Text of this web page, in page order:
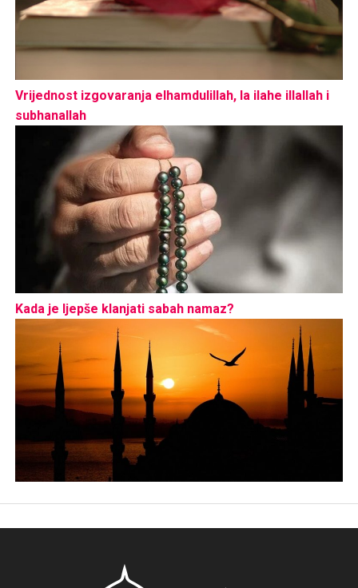
Vrijednost izgovaranja elhamdulillah, la ilahe illallah i
subhanallah
Kada je ljepše klanjati sabah namaz?